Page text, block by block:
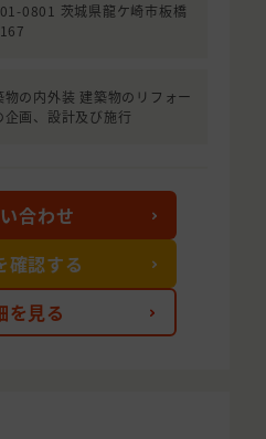
0801 茨城県龍ケ崎市板橋
物の内外装 建築物のリフォー
企画、設計及び施行
を見る
合わせ
確認する